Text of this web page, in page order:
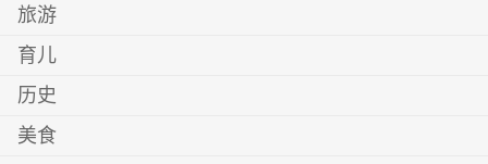
旅游
育儿
历史
美食